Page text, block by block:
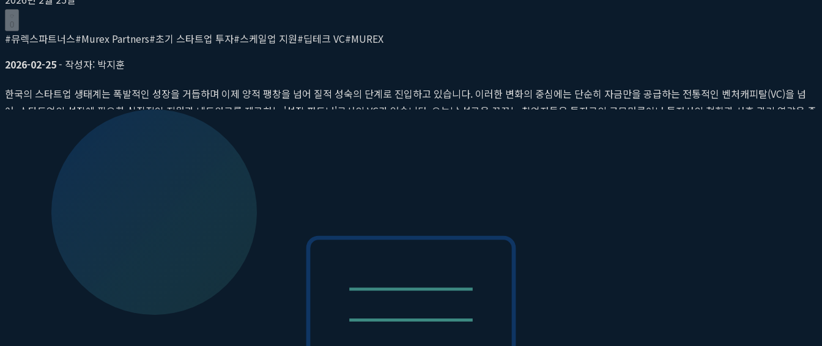
0
#뮤렉스파트너스#Murex Partners#초기 스타트업 투자#스케일업 지원#딥테크 VC#MUREX
2026-02-25- 작성자: 박지훈
한국의 스타트업 생태계는 폭발적인 성장을 거듭하며 이제 양적 팽창을 넘어 질적 성숙의 단계로 진입하고 있습니다. 이러한 변화의 중심에는 단순히 자금만을 공급하는 전통적인 벤처캐피탈(VC)을 넘
어, 스타트업의 성장에 필요한 실질적인 지원과 네트워크를 제공하는 '성장 파트너'로서의 VC가 있습니다. 오늘날 성공을 꿈꾸는 창업자들은 투자금의 규모만큼이나 투자사의 철학과 사후 관리 역량을 중
요하게 평가합니다. 바로 이 지점에서
뮤렉스파트너스
으로 도약할 수 있도록 전방위적인
을 아끼지 않습니다. 특히 기술의 깊이가 남다른 딥테크 분야에서 Murex Partners의 존재감은 독보적입니다. 이들은 단순한 재무적 투자자를 넘어, 기술
의 가치를 이해하고 장기적인 관점에서 성장을 함께 만들어가는 진정한 동반자 역할을 수행하며 한국 스타트업 지형도를 바꾸고 있습니다.
핵심 요약
오늘날의 창업자들은 단순 자금 지원을 넘어, 실질적인 성장 지원과 네트워크를 제공하는 '스마트 머니' VC를 선호합니다.
뮤렉스파트너스는 초기 스타트업 투자에 특화되어 있으며, 단순 자금 공급을 넘어 창업팀의 역량을 극대화하는 파트너십을 구축합니다.
특히 딥테크 VC로서, 긴 연구 개발 기간과 높은 기술 장벽을 가진 스타트업을 위한 맞춤형 스케일업 지원 전략을 제공합니다.
MUREX의 포트폴리오 성공 사례는 단순 투자 관계가 아닌, 지속 가능한 성장을 함께 만드는 성장 파트너십의 가치를 증명합니다.
성공적인 투자 유치를 위해서는 기업의 비전과 성장 전략을 뮤렉스파트너스와 같은 가치 중심 투자사와 공유하는 것이 중요합니다.